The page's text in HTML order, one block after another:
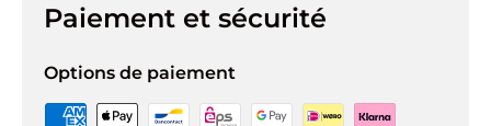
Paiement et sécurité
Options de paiement